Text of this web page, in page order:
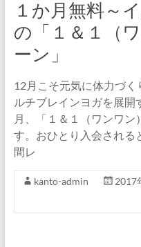
１か月無料～
の「１＆１（
ーン」
12月こそ元気に体力づ
ルチブレインヨガを展
月、「１＆１（ワンワン
す。おひとり入会される
間レ
kanto-admin 2017